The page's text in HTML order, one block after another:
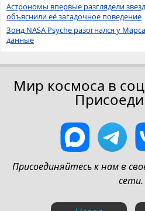
Астрономы впервые разглядели
объяснили её загадочное поведение
Зонд NASA Psyche разогнался у
данные
Мир космоса в
Присоединяйтесь к нам в
сети.